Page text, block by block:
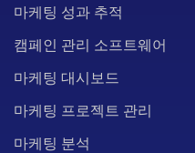
마케팅 성과 추적
캠페인 관리 소프트웨어
마케팅 대시보드
마케팅 프로젝트 관리
마케팅 분석